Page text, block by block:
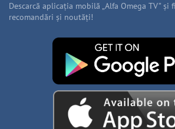
Descarcă aplicația mobilă „Alfa Omega TV”
recomandări și noutăți!